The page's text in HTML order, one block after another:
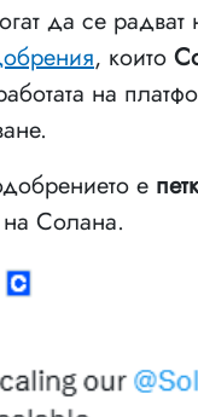
да се
, които
на
е
Солана.